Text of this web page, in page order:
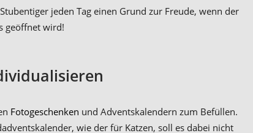
jeden Tag einen Grund zur Freude, wenn der
geöffnet wird!
Fotogeschenken und Adventskalendern zum Befüllen.
wie der für Katzen, soll es dabei nicht